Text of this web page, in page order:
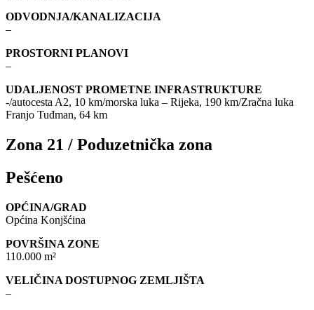
ODVODNJA/KANALIZACIJA
–
PROSTORNI PLANOVI
–
UDALJENOST PROMETNE INFRASTRUKTURE
-/autocesta A2, 10 km/morska luka – Rijeka, 190 km/Zračna luka
Franjo Tuđman, 64 km
Zona 21 / Poduzetnička zona
Pešćeno
OPĆINA/GRAD
Općina Konjšćina
POVRŠINA ZONE
110.000 m²
VELIČINA DOSTUPNOG ZEMLJIŠTA
–